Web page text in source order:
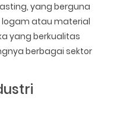
yang berguna
logam atau material
yang berkualitas
berbagai sektor